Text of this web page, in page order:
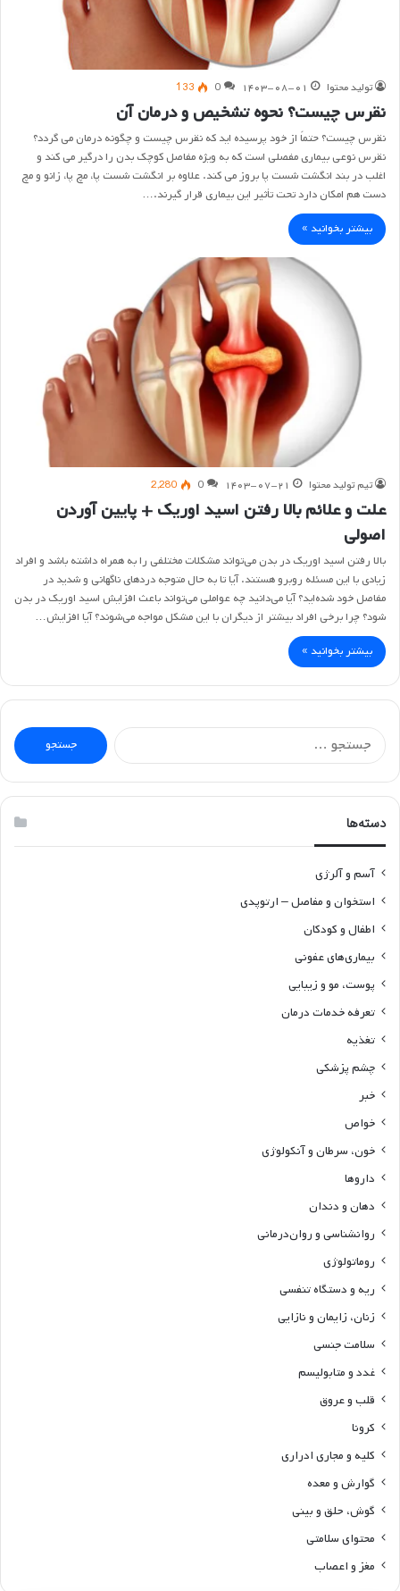
تولید محتوا ۱۴۰۳-۰۸-۰۱ 0
133
نقرس چیست؟ نحوه تشخیص و درمان آن
نقرس چیست؟ حتماً از خود پرسیده اید که نقرس چیست و چگونه درمان می گردد؟
نقرس نوعی بیماری مفصلی است که به ویژه مفاصل کوچک بدن را درگیر می کند و
اغلب در بند انگشت شست پا بروز می کند. علاوه بر انگشت شست پا، مچ پا، زانو و مچ
دست هم امکان دارد تحت تأثیر این بیماری قرار گیرند.…
بیشتر بخوانید »
تیم تولید محتوا ۱۴۰۳-۰۷-۲۱ 0
2,280
علت و علائم بالا رفتن اسید اوریک + پایین آوردن
اصولی
بالا رفتن اسید اوریک در بدن می‌تواند مشکلات مختلفی را به همراه داشته باشد و افراد
زیادی با این مسئله روبرو هستند. آیا تا به حال متوجه دردهای ناگهانی و شدید در
مفاصل خود شده‌اید؟ آیا می‌دانید چه عواملی می‌تواند باعث افزایش اسید اوریک در بدن
شود؟ چرا برخی افراد بیشتر از دیگران با این مشکل مواجه می‌شوند؟ آیا افزایش…
بیشتر بخوانید »
جستجو
برای:
دسته‌ها
آسم و آلرژی
استخوان و مفاصل – ارتوپدی
اطفال و کودکان
بیماری‌های عفونی
پوست، مو و زیبایی
تعرفه خدمات درمان
تغذیه
چشم پزشکی
خبر
خواص
خون، سرطان و آنکولوژی
داروها
دهان و دندان
روانشناسی و روان‌درمانی
روماتولوژی
ریه و دستگاه تنفسی
زنان، زایمان و نازایی
سلامت جنسی
غدد و متابولیسم
قلب و عروق
کرونا
کلیه و مجاری ادراری
گوارش و معده
گوش، حلق و بینی
محتوای سلامتی
مغز و اعصاب